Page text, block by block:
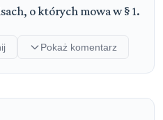
o których mowa w § 1.
Pokaż komentarz